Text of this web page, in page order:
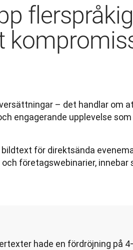
– det handlar om
engagerande upplevelse som
för direktsända
företagswebinarier, innebar
hade en fördröjning på